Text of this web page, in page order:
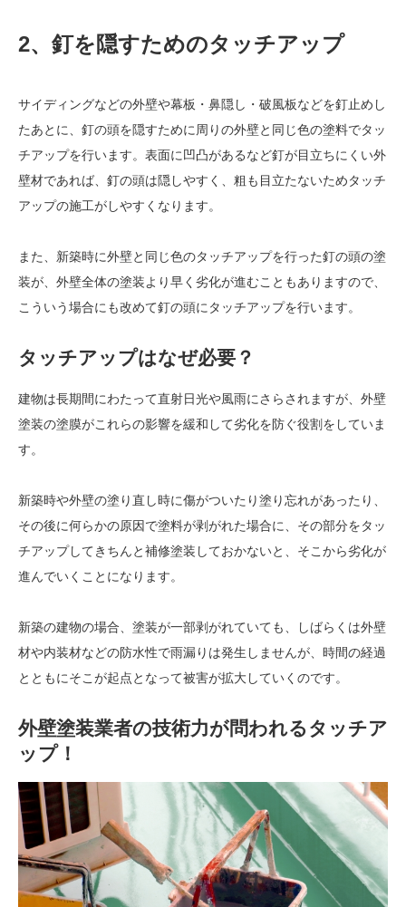
2、釘を隠すためのタッチアップ
サイディングなどの外壁や幕板・鼻隠し・破風板などを釘止めし
たあとに、釘の頭を隠すために周りの外壁と同じ色の塗料でタッ
チアップを行います。表面に凹凸があるなど釘が目立ちにくい外
壁材であれば、釘の頭は隠しやすく、粗も目立たないためタッチ
アップの施工がしやすくなります。
また、新築時に外壁と同じ色のタッチアップを行った釘の頭の塗
装が、外壁全体の塗装より早く劣化が進むこともありますので、
こういう場合にも改めて釘の頭にタッチアップを行います。
タッチアップはなぜ必要？
建物は長期間にわたって直射日光や風雨にさらされますが、外壁
塗装の塗膜がこれらの影響を緩和して劣化を防ぐ役割をしていま
す。
新築時や外壁の塗り直し時に傷がついたり塗り忘れがあったり、
その後に何らかの原因で塗料が剥がれた場合に、その部分をタッ
チアップしてきちんと補修塗装しておかないと、そこから劣化が
進んでいくことになります。
新築の建物の場合、塗装が一部剥がれていても、しばらくは外壁
材や内装材などの防水性で雨漏りは発生しませんが、時間の経過
とともにそこが起点となって被害が拡大していくのです。
外壁塗装業者の技術力が問われるタッチア
ップ！